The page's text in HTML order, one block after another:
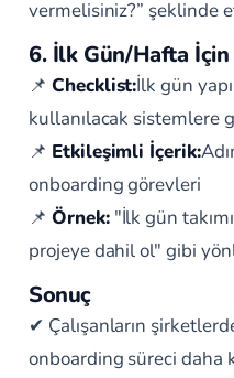
vermelisiniz?” şeklinde
6. İlk Gün/Hafta
📌 Checklist:İlk gün
kullanılacak sistemlere
📌 Etkileşimli İçerik:
onboarding görevleri
📌 Örnek:"İlk gün
projeye dahil ol" gibi
Sonuç
✔ Çalışanların
onboarding süreci daha